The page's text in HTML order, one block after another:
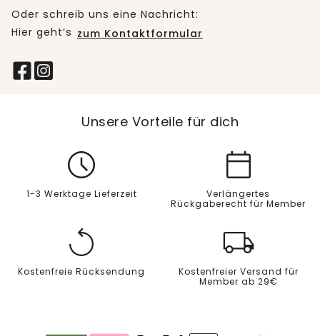
Oder schreib uns eine Nachricht:
Hier geht’s zum Kontaktformular
Unsere Vorteile für dich
1-3 Werktage Lieferzeit
Verlängertes
Rückgaberecht für Member
Kostenfreie Rücksendung
Kostenfreier Versand für
Member ab 29€